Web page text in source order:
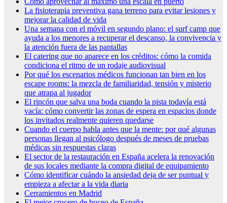
La fisioterapia preventiva gana terreno para evitar lesiones y
mejorar la calidad de vida
Una semana con el móvil en segundo plano: el surf camp que
ayuda a los menores a recuperar el descanso, la convivencia y
la atención fuera de las pantallas
El catering que no aparece en los créditos: cómo la comida
condiciona el ritmo de un rodaje audiovisual
Por qué los escenarios médicos funcionan tan bien en los
escape rooms: la mezcla de familiaridad, tensión y misterio
que atrapa al jugador
El rincón que salva una boda cuando la pista todavía está
vacía: cómo convertir las zonas de espera en espacios donde
los invitados realmente quieren quedarse
Cuando el cuerpo habla antes que la mente: por qué algunas
personas llegan al psicólogo después de meses de pruebas
médicas sin respuestas claras
El sector de la restauración en España acelera la renovación
de sus locales mediante la compra digital de equipamiento
Cómo identificar cuándo la ansiedad deja de ser puntual y
empieza a afectar a la vida diaria
Cerramientos en Madrid